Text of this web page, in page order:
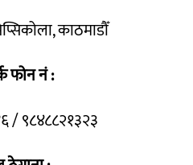
काठमाडौँ
फोन नं :
/ ९८४८८२१३२३